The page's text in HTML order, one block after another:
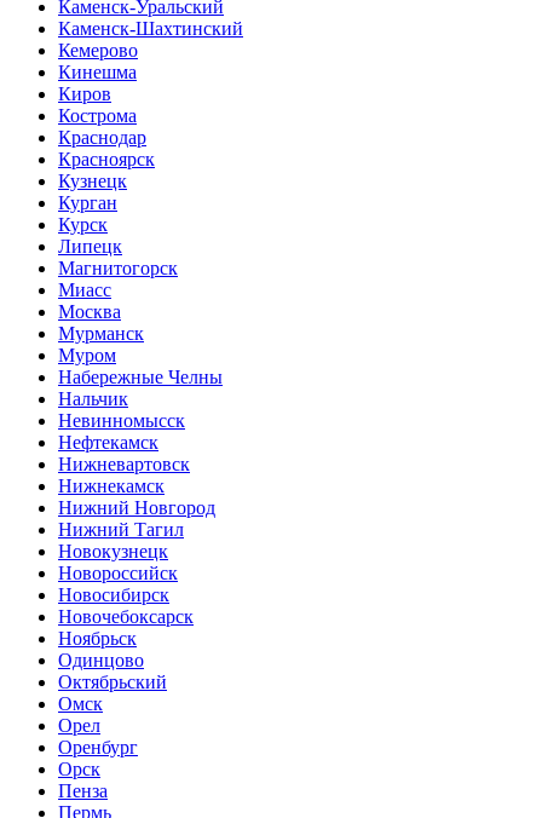
Каменск-Уральский
Каменск-Шахтинский
Кемерово
Кинешма
Киров
Кострома
Краснодар
Красноярск
Кузнецк
Курган
Курск
Липецк
Магнитогорск
Миасс
Москва
Мурманск
Муром
Набережные Челны
Нальчик
Невинномысск
Нефтекамск
Нижневартовск
Нижнекамск
Нижний Новгород
Нижний Тагил
Новокузнецк
Новороссийск
Новосибирск
Новочебоксарск
Ноябрьск
Одинцово
Октябрьский
Омск
Орел
Оренбург
Орск
Пенза
Пермь